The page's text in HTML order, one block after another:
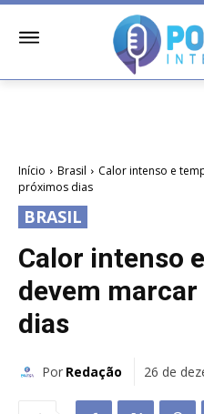
Início Brasil
Calor intenso e
próximos dias
BRASIL
Calor intenso
devem
dias
Por Redação 26 de